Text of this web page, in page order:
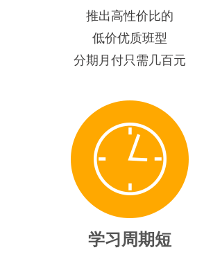
推出高性价比的
低价优质班型
分期月付只需几百元
学习周期短